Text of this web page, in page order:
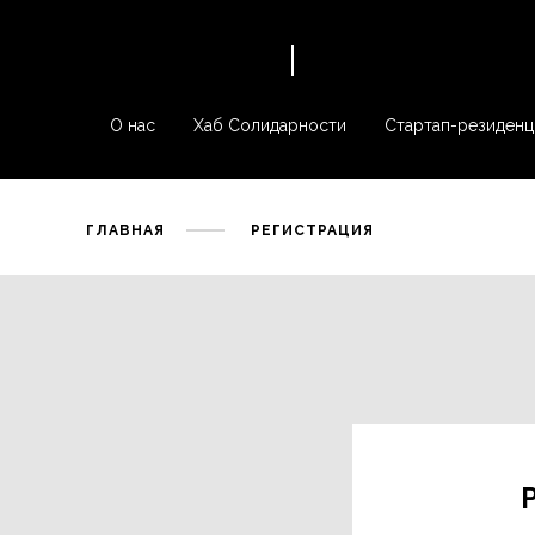
О нас Стартап-
Хаб Солидарности
ГЛАВНАЯ РЕГИСТРАЦИЯ